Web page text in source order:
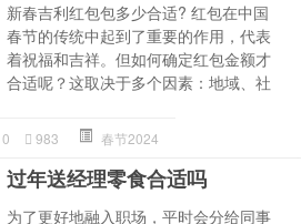
新春吉利红包包多少合适? 红包在中国
春节的传统中起到了重要的作用，代表
着祝福和吉祥。但如何确定红包金额才
合适呢？这取决于多个因素：地域、社
0 983 春节2024
过年送经理零食合适吗
为了更好地融入职场，平时会分给同事